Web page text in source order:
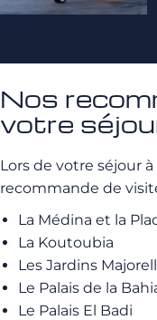
Nos
votre
Lors de votre séjour
recommande de
La Médina et la
La Koutoubia
Les Jardins
Le Palais de la
Le Palais El Badi